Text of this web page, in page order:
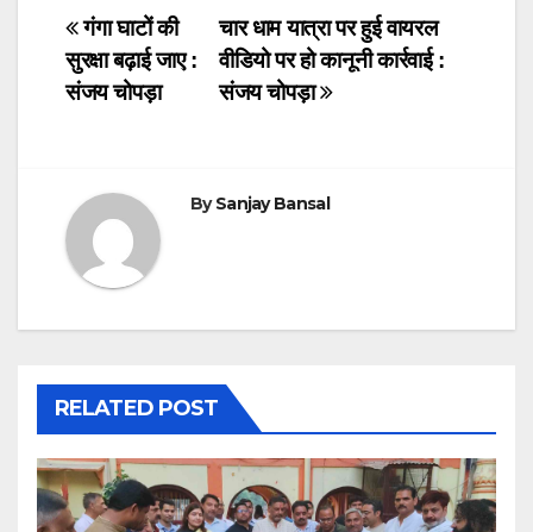
c
e
b
o
k
tt
er
at
s
A
k
e
dI
ail
Post
navigation
चार धाम यात्रा पर हुई वायरल
वीडियो पर हो कानूनी कार्रवाई :
संजय चोपड़ा
गंगा घाटों की
सुरक्षा बढ़ाई जाए :
संजय चोपड़ा
BySanjay Bansal
RELATED POST